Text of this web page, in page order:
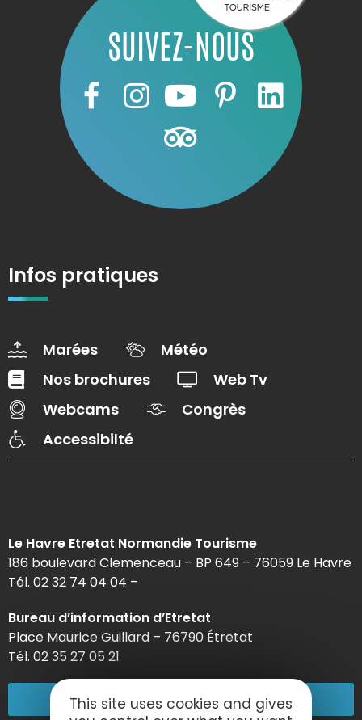
SUIVEZ-NOUS
Infos pratiques
Marées
Météo
Nos brochures
Web Tv
Webcams
Congrès
Accessibilté
Le Havre Etretat Normandie Tourisme
186 boulevard Clemenceau – BP 649 – 76059 Le Havre
Tél. 02 32 74 04 04 –
Bureau d’information d’Etretat
Place Maurice Guillard – 76790 Étretat
Tél. 02 35 27 05 21
02 32 74 04 04
This site uses cookies and gives